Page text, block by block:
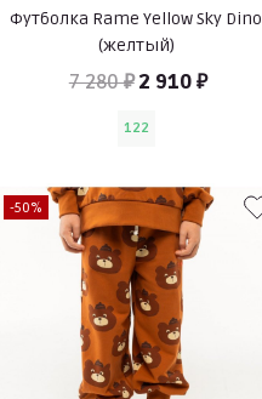
Футболка Rame Yellow Sky Dino
(желтый)
7 280 ₽ 2 910 ₽
122
-50%